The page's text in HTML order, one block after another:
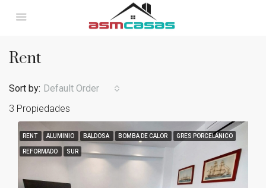
Rent
3 Propiedades
Sort by: Default Order
RENT ALUMINIO BALDOSA BOMBA DE CALOR GRES PORCELÁNICO
REFORMADO SUR